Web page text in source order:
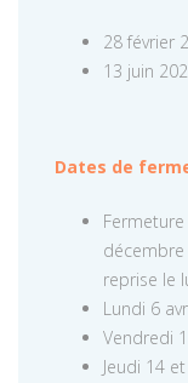
28 février
13 juin
Dates de
décembre
reprise le
Lundi 6
Vendredi
Jeudi 14